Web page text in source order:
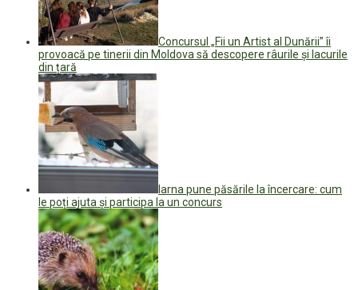
Concursul „Fii un Artist al Dunării” îi
provoacă pe tinerii din Moldova să descopere râurile și lacurile
din țară
Iarna pune păsările la încercare: cum
le poți ajuta și participa la un concurs